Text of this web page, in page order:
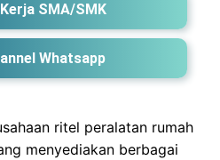
SMA/SMK
Whatsapp
ritel peralatan rumah
menyediakan berbagai